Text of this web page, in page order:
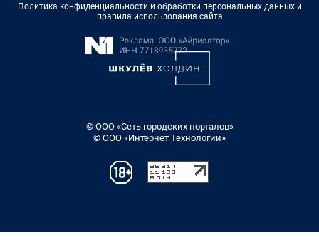
Политика конфиденциальности и обработки персональных данных и
правила использования сайта
© ООО «Сеть городских порталов»
© ООО «Интернет Технологии»